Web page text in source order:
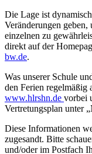
Die Lage ist
Veränderungen
einzelnen zu
direkt auf der
bw.de.
Was unserer Schule
den Ferien regelmäßig
www.hlrshn.de vorbei
Vertretungsplan unter
Diese Informationen
zugesandt. Bitte
und/oder im Postfach